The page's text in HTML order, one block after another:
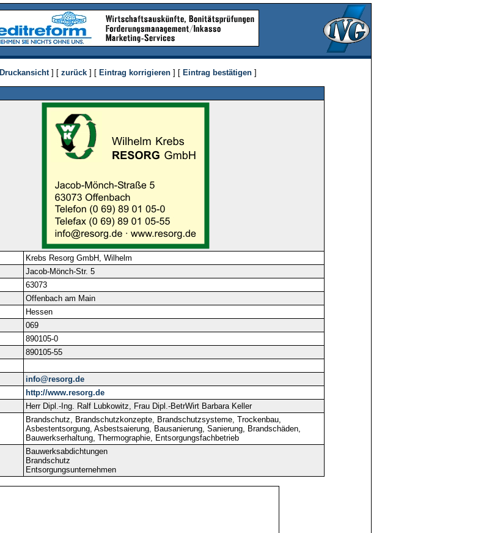
Druckansicht] [ zurück ] [ Eintrag korrigieren ] [ Eintrag bestätigen ]
Krebs Resorg GmbH, Wilhelm
Jacob-Mönch-Str. 5
63073
Offenbach am Main
Hessen
069
890105-0
890105-55
info@resorg.de
http://www.resorg.de
Herr Dipl.-Ing. Ralf Lubkowitz, Frau Dipl.-BetrWirt Barbara Keller
Brandschutz, Brandschutzkonzepte, Brandschutzsysteme, Trockenbau,
Asbestentsorgung, Asbestsaierung, Bausanierung, Sanierung, Brandschäden,
Bauwerkserhaltung, Thermographie, Entsorgungsfachbetrieb
Bauwerksabdichtungen
Brandschutz
Entsorgungsunternehmen